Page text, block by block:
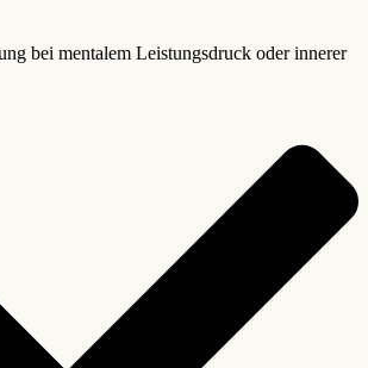
bei mentalem Leistungsdruck oder innerer